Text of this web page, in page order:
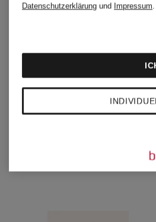
DRY
COTTON
Datenschutzerklärung und Impressum.